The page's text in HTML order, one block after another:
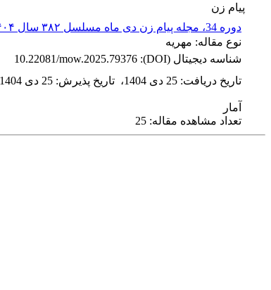
پیام زن
دوره 34، مجله پیام زن دی ماه مسلسل ۳۸۲ سال ۱۴۰۴ - شماره پیاپی 382
نوع مقاله: مهریه
شناسه دیجیتال (DOI):
10.22081/mow.2025.79376
تاریخ دریافت: 25 دی 1404 ، تاریخ پذیرش: 25 دی 1404
آمار
تعداد مشاهده مقاله: 25